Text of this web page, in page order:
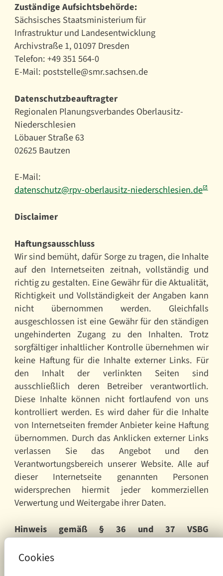
Zuständige Aufsichtsbehörde:
Sächsisches Staatsministerium für
Infrastruktur und Landesentwicklung
Archivstraße 1, 01097 Dresden
Telefon: +49 351 564-0
E-Mail: poststelle@smr.sachsen.de
Datenschutzbeauftragter
Regionalen Planungsverbandes Oberlausitz-
Niederschlesien
Löbauer Straße 63
02625 Bautzen
E-Mail:
datenschutz@rpv-oberlausitz-niederschlesien.de
Disclaimer
Haftungsausschluss
Wir sind bemüht, dafür Sorge zu tragen, die Inhalte
auf den Internetseiten zeitnah, vollständig und
richtig zu gestalten. Eine Gewähr für die Aktualität,
Richtigkeit und Vollständigkeit der Angaben kann
nicht übernommen werden. Gleichfalls
ausgeschlossen ist eine Gewähr für den ständigen
ungehinderten Zugang zu den Inhalten. Trotz
sorgfältiger inhaltlicher Kontrolle übernehmen wir
keine Haftung für die Inhalte externer Links. Für
den Inhalt der verlinkten Seiten sind
ausschließlich deren Betreiber verantwortlich.
Diese Inhalte können nicht fortlaufend von uns
kontrolliert werden. Es wird daher für die Inhalte
von Internetseiten fremder Anbieter keine Haftung
übernommen. Durch das Anklicken externer Links
verlassen Sie das Angebot und den
Verantwortungsbereich unserer Website. Alle auf
dieser Internetseite genannten Personen
widersprechen hiermit jeder kommerziellen
Verwertung und Weitergabe ihrer Daten.
Hinweis gemäß § 36 und 37 VSBG
Wir sind weder verpflichtet noch bereit an
Cookies